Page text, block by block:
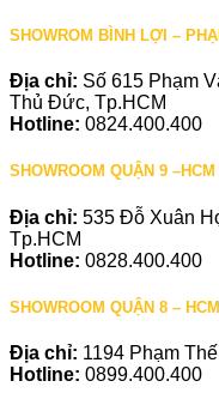
SHOWROM BÌNH LỢI –
Địa chỉ: Số 615 Phạm
Thủ Đức, Tp.HCM
Hotline: 0824.400.400
SHOWROOM QUẬN 9 –HCM
Địa chỉ: 535 Đỗ Xuân
Tp.HCM
Hotline: 0828.400.400
SHOWROOM QUẬN 8 – HCM
Địa chỉ: 1194 Phạm
Hotline: 0899.400.400